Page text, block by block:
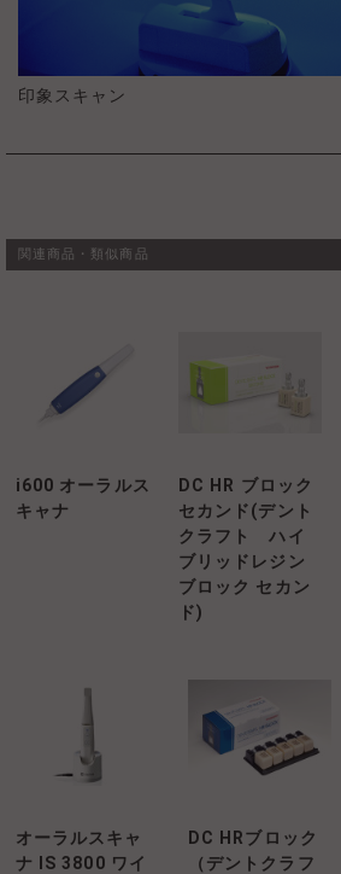
印象スキャン
関連商品・類似商品
i600 オーラルス
キャナ
DC HR ブロック
セカンド(デント
クラフト ハイ
ブリッドレジン
ブロック セカン
ド)
オーラルスキャ
ナ IS 3800 ワイ
DC HRブロック
（デントクラフ